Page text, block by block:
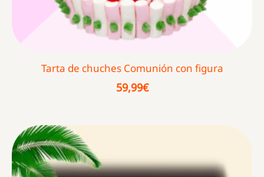
Tarta de chuches Comunión con figura
59,99€